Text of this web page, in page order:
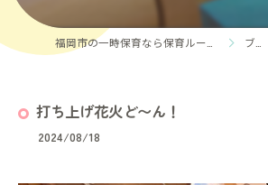
ブログ
打ち上げ花火ど〜ん！
2024/08/18